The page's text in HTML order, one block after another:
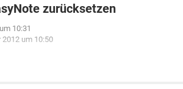
zurücksetzen
10:31
2012 um 10:50